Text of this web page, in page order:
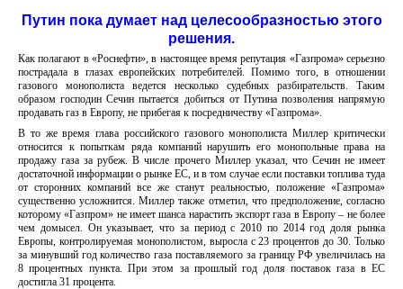
Путин пока думает над целесообразностью этого
решения.
Как полагают в «Роснефти», в настоящее время репутация «Газпрома» серьезно
пострадала в глазах европейских потребителей. Помимо того, в отношении
газового монополиста ведется несколько судебных разбирательств. Таким
образом господин Сечин пытается добиться от Путина позволения напрямую
продавать газ в Европу, не прибегая к посредничеству «Газпрома».
В то же время глава российского газового монополиста Миллер критически
относится к попыткам ряда компаний нарушить его монопольные права на
продажу газа за рубеж. В числе прочего Миллер указал, что Сечин не имеет
достаточной информации о рынке ЕС, и в том случае если поставки топлива туда
от сторонних компаний все же станут реальностью, положение «Газпрома»
существенно усложнится. Миллер также отметил, что предположение, согласно
которому «Газпром» не имеет шанса нарастить экспорт газа в Европу – не более
чем домысел. Он указывает, что за период с 2010 по 2014 год доля рынка
Европы, контролируемая монополистом, выросла с 23 процентов до 30. Только
за минувший год количество газа поставляемого за границу РФ увеличилась на
8 процентных пункта. При этом за прошлый год доля поставок газа в ЕС
достигла 31 процента.